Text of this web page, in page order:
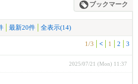
ブックマーク
最新20件 全表示(14)
1/3 < 1 2 3
2025/07/21 (Mon) 11:37